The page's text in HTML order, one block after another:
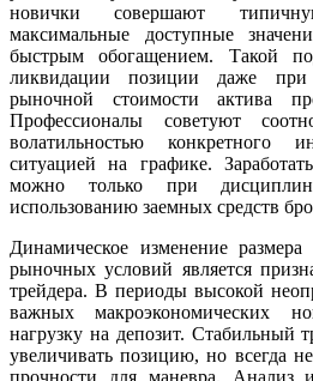
новички совершают
максимальные доступные
быстрым обогащением. Такой
ликвидации позиции даже при
рыночной стоимости актива
Профессионалы советуют
волатильностью конкретного
ситуацией на графике.
можно только при
использованию заемных средств
Динамическое изменение
рыночных условий является
трейдера. В периоды высокой
важных макроэкономических
нагрузку на депозит. Стабильный
увеличивать позицию, но всегда
прочности для маневра. Анализ